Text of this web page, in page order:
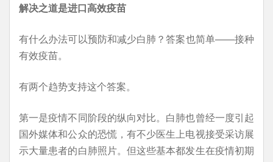
解决之道是进口高效疫苗
有什么办法可以预防和减少白肺？答案也简单——接种
有效疫苗。
有两个趋势支持这个答案。
第一是疫情不同阶段的纵向对比。白肺也曾经一度引起
国外媒体和公众的恐慌，有不少医生上电视接受采访展
示大量患者的白肺照片。但这些基本都发生在疫情初期